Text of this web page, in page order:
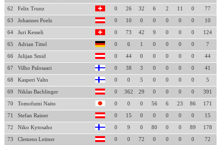
62 Felix Trunz 0 26 32 6 2 11 0 77
63 Johannes Poelz 0 10 0 0 0 0 0 10
64 Juri Kesseli 0 73 42 9 0 0 0 124
65 Adrian Tittel 0 6 1 0 0 0 0 7
66 Julijan Smid 0 44 0 0 0 0 0 44
67 Vilho Palosaari 0 38 3 0 0 0 0 41
68 Kasperi Valto 0 0 5 0 0 0 0 5
69 Niklas Bachlinger 0 362 29 0 0 0 0 391
70 Tomofumi Naito 0 0 0 56 6 23 86 171
71 Stefan Rainer 0 15 0 0 0 0 0 15
72 Niko Kytosaho 0 9 0 80 0 0 89 178
73 Clemens Leitner 0 0 72 0 0 0 0 72